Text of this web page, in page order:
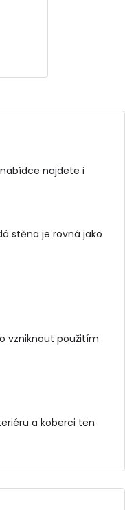
najdete i
stěna je rovná jako
vzniknout použitím
a koberci ten